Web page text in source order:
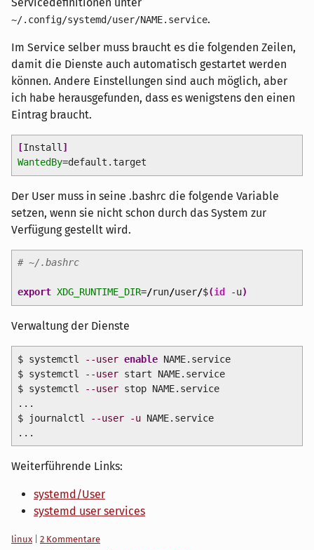
~/.config/systemd/user/NAME.service.
Im Service selber muss braucht es die folgenden Zeilen,
damit die Dienste auch automatisch gestartet werden
können. Andere Einstellungen sind auch möglich, aber
ich habe herausgefunden, dass es wenigstens den einen
Eintrag braucht.
[Install ]
WantedBy=default.target
Der User muss in seine .bashrc die folgende Variable
setzen, wenn sie nicht schon durch das System zur
Verfügung gestellt wird.
# ~/.bashrc
export XDG_RUNTIME_DIR=/run/user/$(id -u)
Verwaltung der Dienste
$ systemctl --user enableNAME.service
$ systemctl
--userstart NAME.service
$ systemctl
--userstop NAME.service
...
$ journalctl
--user -uNAME.service
...
Weiterführende Links:
systemd/User
systemd user services
Kategorien:
linux
2 Kommentare